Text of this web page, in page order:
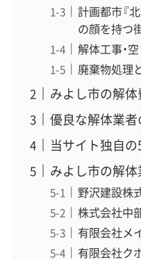
計画都市『
の顔を持つ
解体工事・
廃棄物処理
みよし市の解
優良な解体業
当サイト独自
みよし市の解
野沢建設株
株式会社中
有限会社メ
有限会社ク